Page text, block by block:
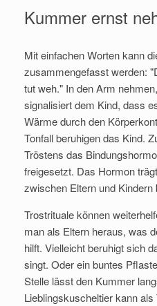
Kummer ernst
Mit einfachen Worten kann
zusammengefasst werden:
tut weh." In den Arm
signalisiert dem Kind, dass
Wärme durch den
Tonfall beruhigen das Kind.
Tröstens das
freigesetzt. Das Hormon
zwischen Eltern und Kindern
Trostrituale können
man als Eltern heraus, was
hilft. Vielleicht beruhigt sich
singt. Oder ein buntes
Stelle lässt den Kummer
Lieblingskuscheltier kann